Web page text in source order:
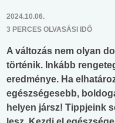
2024.10.06.
3 PERCES OLVASÁSI IDŐ
A változás nem olyan
történik. Inkább
eredménye. Ha
egészségesebb,
helyen jársz! Tippjeink